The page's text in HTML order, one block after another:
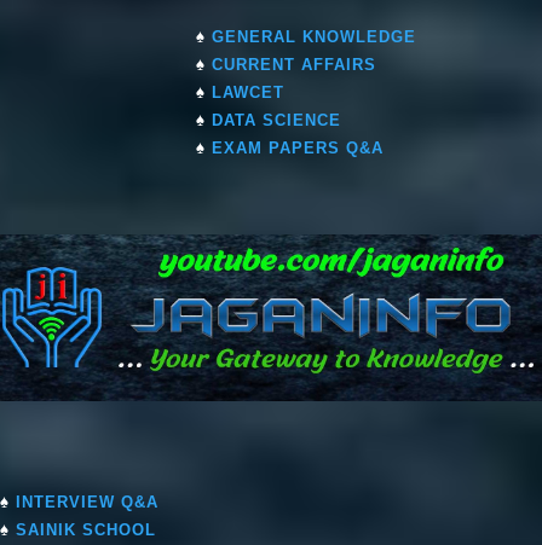
♠ GENERAL KNOWLEDGE
♠ CURRENT AFFAIRS
♠ LAWCET
♠ DATA SCIENCE
♠ EXAM PAPERS Q&A
♠
INTERVIEW Q&A
♠ SAINIK SCHOOL